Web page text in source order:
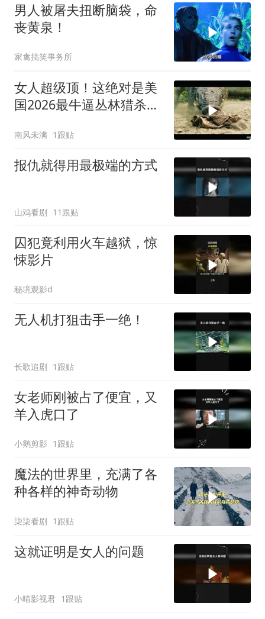
男人被屠夫扭断脑袋，命
丧黄泉！
家禽搞笑事务所
女人超级顶！这绝对是美
国2026最牛逼丛林猎杀电
南风未满 1跟贴
报仇就得用最极端的方式
山鸡看剧 11跟贴
囚犯竟利用火车越狱，惊
悚影片
秘境观影d
无人机打狙击手一绝！
长歌追剧 1跟贴
女老师刚被占了便宜，又
羊入虎口了
小鹅剪影 1跟贴
魔法的世界里，充满了各
种各样的神奇动物
柒柒看剧 1跟贴
这就证明是女人的问题
小晴影视君 1跟贴